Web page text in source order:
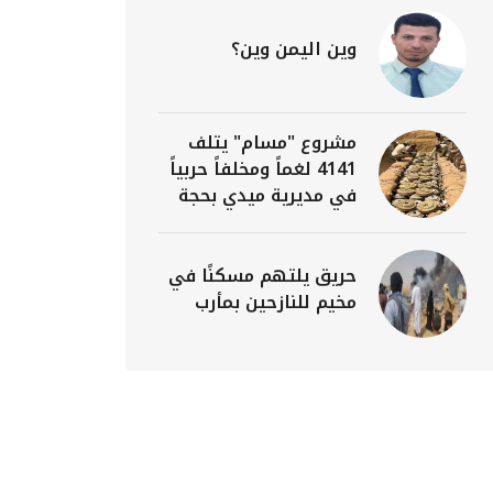
وين اليمن وين؟
مشروع "مسام" يتلف
4141 لغماً ومخلفاً حربياً
في مديرية ميدي بحجة
حريق يلتهم مسكنًا في
مخيم للنازحين بمأرب